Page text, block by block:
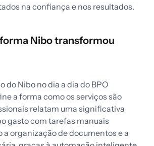
na confiança e nos resultados.
Nibo transformou
do Nibo no dia a dia do BPO
a forma como os serviços são
relatam uma significativa
gasto com tarefas manuais
a organização de documentos e a